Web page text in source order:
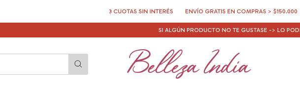
3 CUOTAS SIN INTERÉS ENVÍO GRATIS EN COMPRAS > $150.000 10%
SI ALGÚN PRODUCTO NO TE GUSTASE -> LO PODÉS